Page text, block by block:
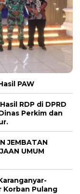
PAW
RDP di DPRD
Perkim dan
JEMBATAN
UMUM
Korban Pulang